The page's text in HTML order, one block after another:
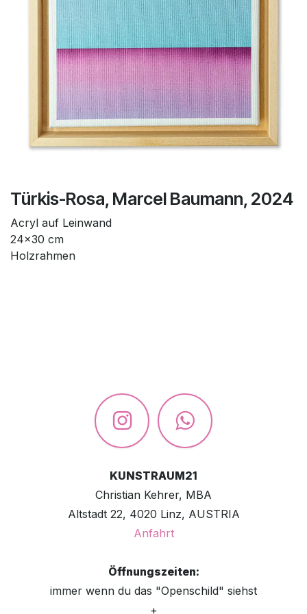
Türkis-Rosa, Marcel Baumann, 2024
Acryl auf Leinwand
24x30 cm
Holzrahmen
KUNSTRAUM21
Christian Kehrer, MBA
Altstadt 22, 4020 Linz, AUSTRIA
Anfahrt
Öffnungszeiten:
immer wenn du das "Openschild" siehst
+